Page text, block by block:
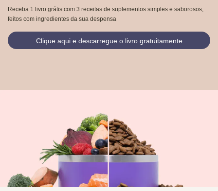
Receba 1 livro grátis com 3 receitas de suplementos simples e saborosos,
feitos com ingredientes da sua despensa
Clique aqui e descarregue o livro gratuitamente